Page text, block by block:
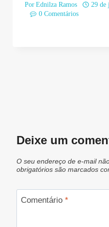
Por Ednilza Ramos
29 de
0 Comentários
Deixe um
O seu endereço de e-mail
obrigatórios são marcados
Comentário *